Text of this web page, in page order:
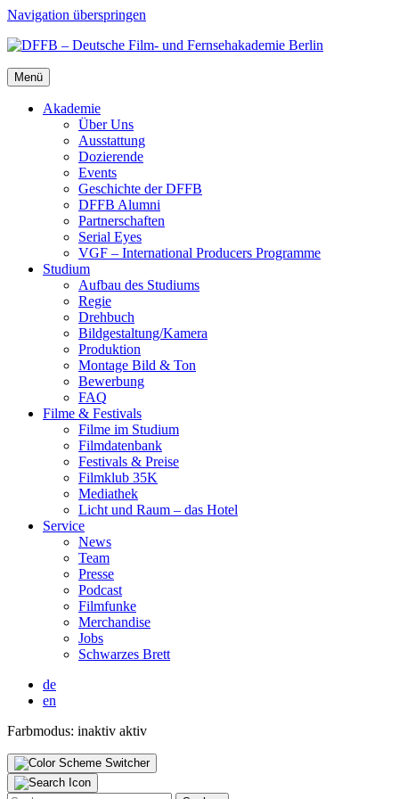
Navigation überspringen
Menü
Aka­de­mie
Über Uns
Aus­stat­tung
Dozie­ren­de
Events
Geschich­te der DFFB
DFFB Alum­ni
Part­ner­schaf­ten
Seri­al Eyes
VGF – Inter­na­tio­nal Pro­du­cers Pro­gram­me
Stu­di­um
Auf­bau des Stu­di­ums
Regie
Dreh­buch
Bildgestaltung/​​Kamera
Pro­duk­ti­on
Mon­ta­ge Bild & Ton
Bewer­bung
FAQ
Fil­me & Fes­ti­vals
Fil­me im Stu­di­um
Film­da­ten­bank
Fes­ti­vals & Prei­se
Film­klub 35K
Media­thek
Licht und Raum – das Hotel
Ser­vice
News
Team
Pres­se
Pod­cast
Film­fun­ke
Mer­chan­di­se
Jobs
Schwar­zes Brett
de
en
Farbmodus: inaktiv aktiv